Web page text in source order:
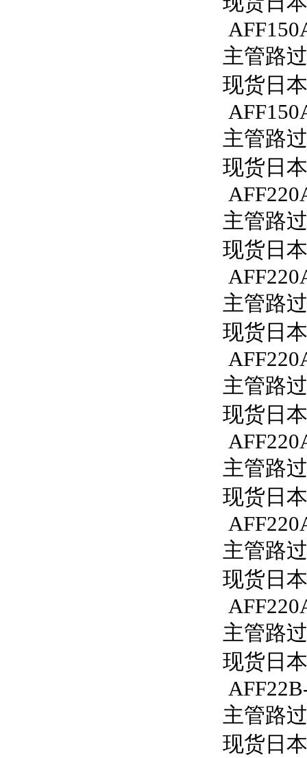
主管路
现货日
主管路
现货日
主管路
现货日
主管路
现货日
主管路
现货日
主管路
现货日
主管路
现货日
主管路
现货日
主管路
现货日